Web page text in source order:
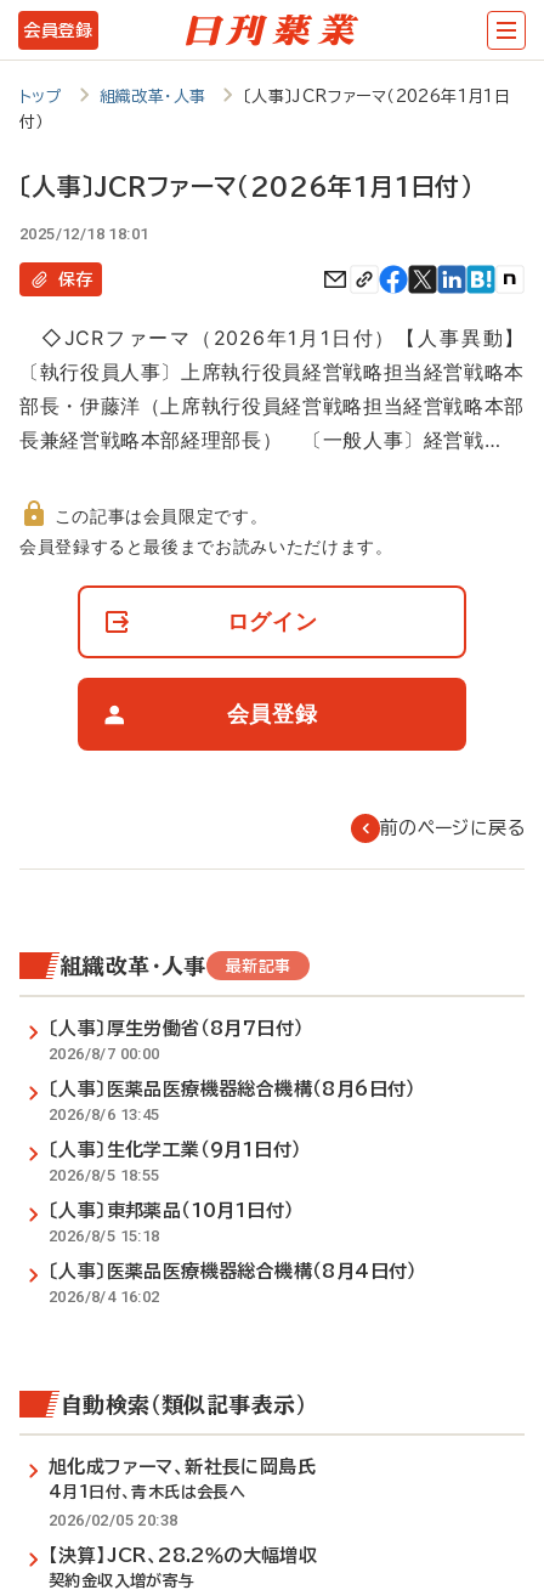
メ
イ
ツ
動
会員登録
トップ 組織改革・人事
〔人事〕JCRファーマ（2026年1月1日
付）
〔人事〕JCRファーマ（2026年1月1日付）
2025/12/18 18:01
保存
◇JCRファーマ（2026年1月1日付）【人事異動】
〔執行役員人事〕上席執行役員経営戦略担当経営戦略本
部長・伊藤洋（上席執行役員経営戦略担当経営戦略本部
長兼経営戦略本部経理部長） 〔一般人事〕経営戦…
非
この記事は会員限定です。
会員登録すると最後までお読みいただけます。
ログイン
会員登録
前のページに戻る
組織改革・人事 最新記事
〔人事〕厚生労働省（8月7日付）
2026/8/7 00:00
〔人事〕医薬品医療機器総合機構（8月6日付）
2026/8/6 13:45
〔人事〕生化学工業（9月1日付）
2026/8/5 18:55
〔人事〕東邦薬品（10月1日付）
2026/8/5 15:18
〔人事〕医薬品医療機器総合機構（8月4日付）
2026/8/4 16:02
自動検索（類似記事表示）
旭化成ファーマ、新社長に岡島氏
4月1日付、青木氏は会長へ
2026/02/05 20:38
【決算】JCR、28.2％の大幅増収
契約金収入増が寄与